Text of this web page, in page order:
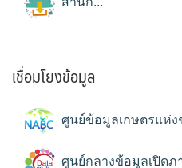
เชื่อมโยงข้อมูล
ศูนย์ข้อมูลเกษตรแห่ง
ศูนย์กลางข้อมูลเปิดภ